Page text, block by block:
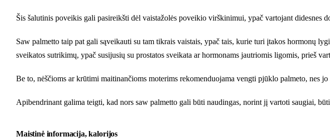
Šis šalutinis poveikis gali pasireikšti dėl vaistažolės poveikio virškinimui, ypač vartojant didesnes
Saw palmetto taip pat gali sąveikauti su tam tikrais vaistais, ypač tais, kurie turi įtakos hormonų
sveikatos sutrikimų, ypač susijusių su prostatos sveikata ar hormonams jautriomis ligomis, prieš
Be to, nėščioms ar krūtimi maitinančioms moterims rekomenduojama vengti pjūklo palmeto, nes jo
Apibendrinant galima teigti, kad nors saw palmetto gali būti naudingas, norint jį vartoti saugiai,
Maistinė informacija, kalorijos